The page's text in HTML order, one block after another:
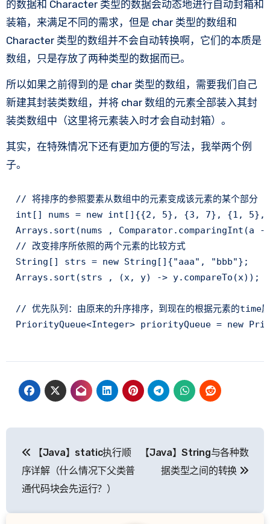
的数据和 Character 类型的数据会动态地进行自动封箱和
装箱，来满足不同的需求，但是 char 类型的数组和
Character 类型的数组并不会自动转换啊，它们的本质是
数组，只是存放了两种类型的数据而已。
所以如果之前得到的是 char 类型的数组，需要我们自己
新建其封装类数组，并将 char 数组的元素全部装入其封
装类数组中（这里将元素装入时才会自动封箱）。
其实，在特殊情况下还有更加方便的写法，我举两个例
子。
// 将排序的参照要素从数组中的元素变成该元素的某个部分
int[] nums = new int[]{{2, 5}, {3, 7}, {1,
Arrays.sort(nums , Comparator.comparingInt(a
// 改变排序所依照的两个元素的比较方式
String[] strs = new String[]{"aaa", "bbb"};
Arrays.sort(strs , (x, y) -> y.compareTo(x));
// 优先队列：由原来的升序排序，到现在的根据元素的time
PriorityQueue<Integer> priorityQueue = new
章
导
航
【Java】static执行顺
序详解（什么情况下父类普
通代码块会先运行？）
【Java】String与各种数
据类型之间的转换